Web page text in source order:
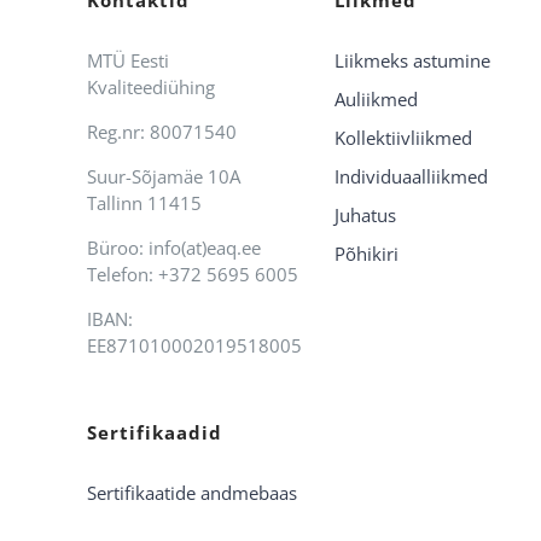
MTÜ Eesti
Kvaliteediühing
Reg.nr: 80071540
Suur-Sõjamäe 10A
Tallinn 11415
Büroo: info(at)eaq.ee
Telefon: +372 5695 6005
IBAN:
EE871010002019518005
Sertifikaadid
Sertifikaatide andmebaas
Liikmeks astumine
Auliikmed
Kollektiivliikmed
Individuaalliikmed
Juhatus
Põhikiri